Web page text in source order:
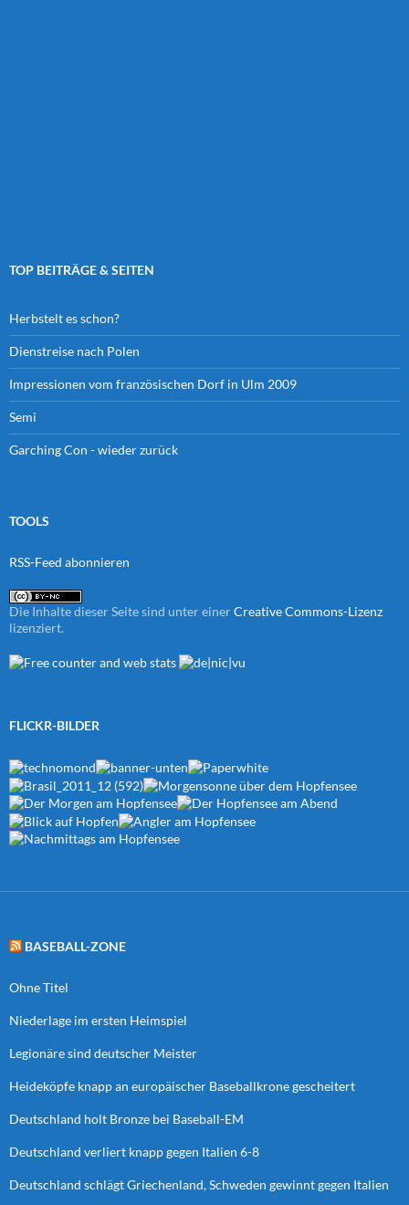
TOP BEITRÄGE & SEITEN
Herbstelt es schon?
Dienstreise nach Polen
Impressionen vom französischen Dorf in Ulm 2009
Semi
Garching Con - wieder zurück
TOOLS
RSS-Feed abonnieren
Die Inhalte dieser Seite sind unter einerCreative Commons-Lizenz
lizenziert.
FLICKR-BILDER
BASEBALL-ZONE
Ohne Titel
Niederlage im ersten Heimspiel
Legionäre sind deutscher Meister
Heideköpfe knapp an europäischer Baseballkrone gescheitert
Deutschland holt Bronze bei Baseball-EM
Deutschland verliert knapp gegen Italien 6-8
Deutschland schlägt Griechenland, Schweden gewinnt gegen Italien